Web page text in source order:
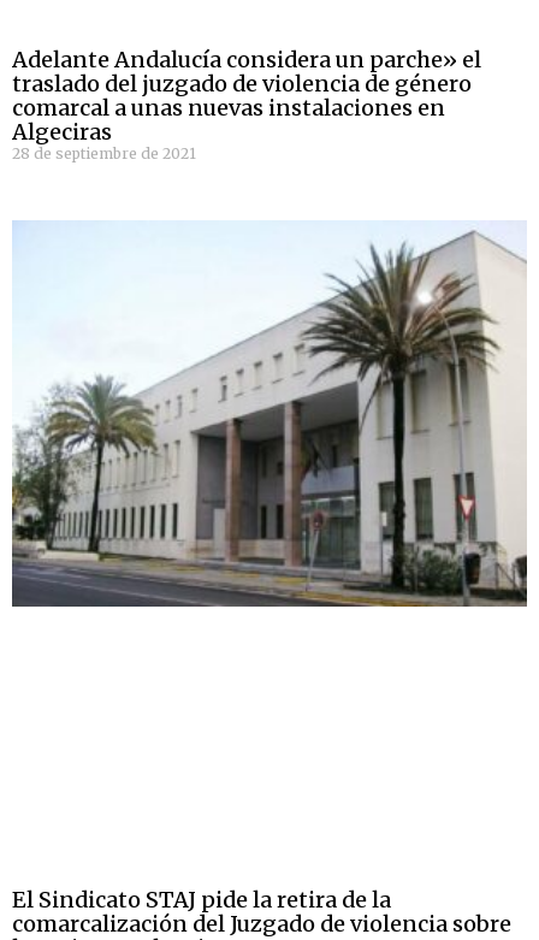
Adelante Andalucía considera un parche» el
traslado del juzgado de violencia de género
comarcal a unas nuevas instalaciones en
Algeciras
28 de septiembre de 2021
El Sindicato STAJ pide la retira de la
comarcalización del Juzgado de violencia sobre